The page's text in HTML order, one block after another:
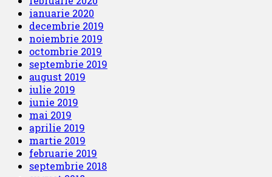
ianuarie 2020
decembrie 2019
noiembrie 2019
octombrie 2019
septembrie 2019
august 2019
iulie 2019
iunie 2019
mai 2019
aprilie 2019
martie 2019
februarie 2019
septembrie 2018